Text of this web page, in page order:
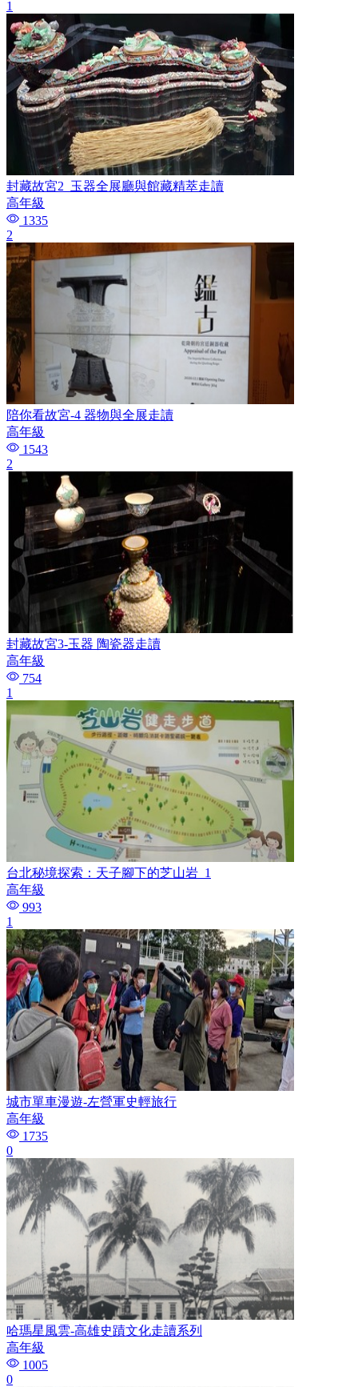
1
封藏故宮2_玉器全展廳與館藏精萃走讀
高年級
1335
2
陪你看故宮-4 器物與全展走讀
高年級
1543
2
封藏故宮3-玉器 陶瓷器走讀
高年級
754
1
台北秘境探索：天子腳下的芝山岩_1
高年級
993
1
城市單車漫遊-左營軍史輕旅行
高年級
1735
0
哈瑪星風雲-高雄史蹟文化走讀系列
高年級
1005
0